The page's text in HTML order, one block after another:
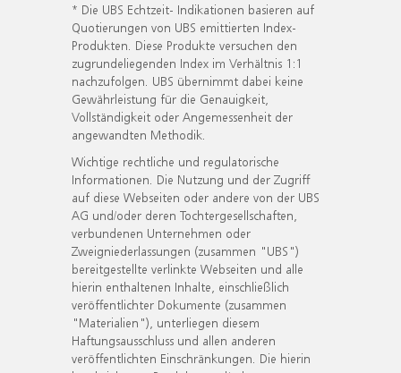
* Die UBS Echtzeit- Indikationen basieren auf
Quotierungen von UBS emittierten Index-
Produkten. Diese Produkte versuchen den
zugrundeliegenden Index im Verhältnis 1:1
nachzufolgen. UBS übernimmt dabei keine
Gewährleistung für die Genauigkeit,
Vollständigkeit oder Angemessenheit der
angewandten Methodik.
Wichtige rechtliche und regulatorische
Informationen. Die Nutzung und der Zugriff
auf diese Webseiten oder andere von der UBS
AG und/oder deren Tochtergesellschaften,
verbundenen Unternehmen oder
Zweigniederlassungen (zusammen "UBS")
bereitgestellte verlinkte Webseiten und alle
hierin enthaltenen Inhalte, einschließlich
veröffentlichter Dokumente (zusammen
"Materialien"), unterliegen diesem
Haftungsausschluss und allen anderen
veröffentlichten Einschränkungen. Die hierin